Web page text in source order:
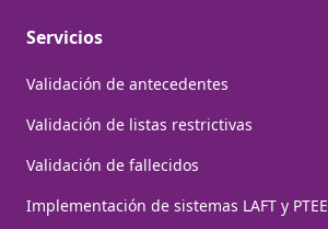
Servicios
Validación de antecedentes
Validación de listas restrictivas
Validación de fallecidos
Implementación de sistemas LAFT y PTEE